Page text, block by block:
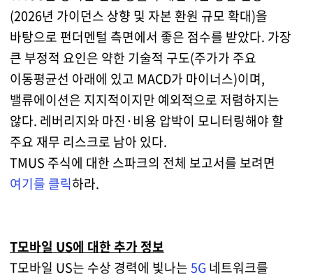
(2026년 가이던스 상향 및 자본 환원 규모 확대)을
바탕으로 펀더멘털 측면에서 좋은 점수를 받았다. 가장
큰 부정적 요인은 약한 기술적 구도(주가가 주요
이동평균선 아래에 있고 MACD가 마이너스)이며,
밸류에이션은 지지적이지만 예외적으로 저렴하지는
않다. 레버리지와 마진·비용 압박이 모니터링해야 할
주요 재무 리스크로 남아 있다.
TMUS 주식에 대한 스파크의 전체 보고서를 보려면
여기를 클릭하라.
T모바일 US에 대한 추가 정보
T모바일 US는 수상 경력에 빛나는5G 네트워크를